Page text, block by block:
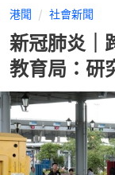
港聞 社會新聞
新冠肺炎｜
教育局：研